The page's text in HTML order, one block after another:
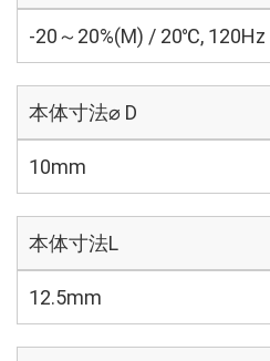
-20～20%(M) / 20℃, 120Hz
本体寸法⌀ D
10mm
本体寸法L
12.5mm